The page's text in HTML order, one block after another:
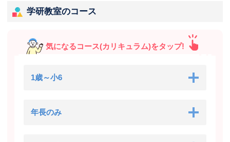
学研教室のコース
気になるコース(カリキュラム)をタップ!
1歳～小6
年長のみ